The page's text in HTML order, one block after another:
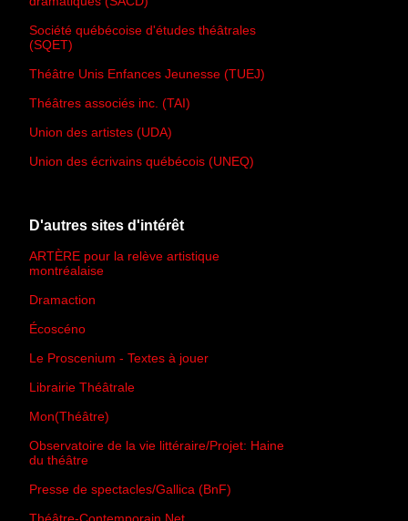
Société québécoise d'études théâtrales
(SQET)
Théâtre Unis Enfances Jeunesse (TUEJ)
Théâtres associés inc. (TAI)
Union des artistes (UDA)
Union des écrivains québécois (UNEQ)
D'autres sites d'intérêt
ARTÈRE pour la relève artistique
montréalaise
Dramaction
Écoscéno
Le Proscenium - Textes à jouer
Librairie Théâtrale
Mon(Théâtre)
Observatoire de la vie littéraire/Projet: Haine
du théâtre
Presse de spectacles/Gallica (BnF)
Théâtre-Contemporain.Net